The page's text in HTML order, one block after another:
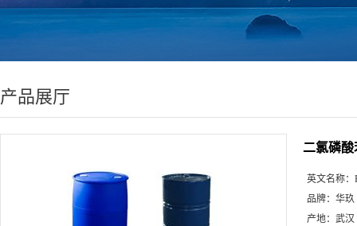
产品展厅
二氯磷
英文名称：
品牌： 华玖
产地： 武汉